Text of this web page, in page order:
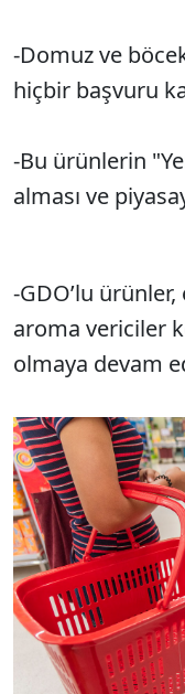
-Domuz ve
hiçbir başvuru
-Bu ürünlerin
alması ve
-GDO’lu
aroma vericiler
olmaya devam